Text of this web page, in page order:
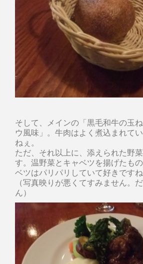
そして、メインの「黒毛和牛の玉
ウ風味」。牛肉はよく煮込まれて
ねぇ。
ただ、それ以上に、添えられた野
す。温野菜とキャベツを揚げたも
ベツはパリパリしていて好きですね
（写真映りが悪くてすみません。
ん）